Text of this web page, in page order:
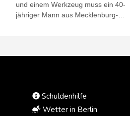
und einem Werkzeug muss ein 40-
jähriger Mann aus Mecklenburg-
am vergangenen Freitag an, wie ein
Schuldenhilfe
Wetter in Berlin